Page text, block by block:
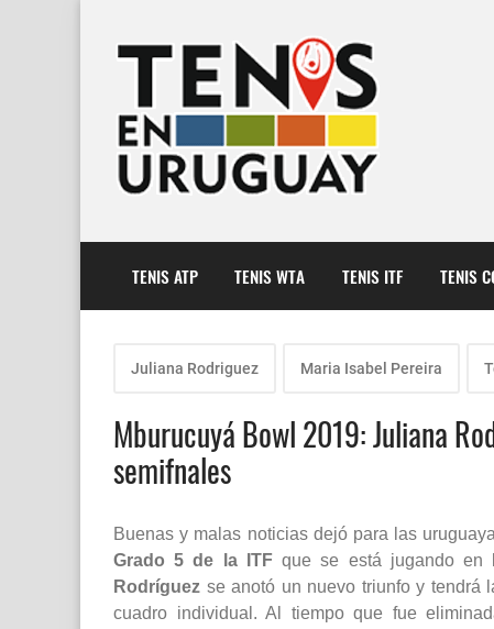
TENIS ATP TENIS WTA TENIS ITF TENIS
Juliana Rodriguez Maria Isabel Pereira
Mburucuyá Bowl 2019: Juliana
semifnales
Buenas y malas noticias dejó para las
Grado 5 de la ITFque se está jugando en
Rodríguez se anotó un nuevo triunfo y tendrá
cuadro individual. Al tiempo que fue